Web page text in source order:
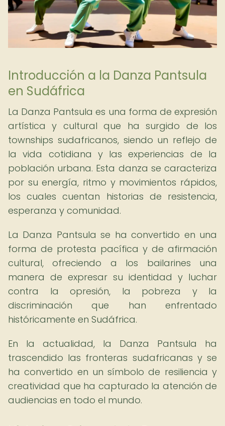
Introducción a la Danza Pantsula
en Sudáfrica
La Danza Pantsula es una forma de expresión
artística y cultural que ha surgido de los
townships sudafricanos, siendo un reflejo de
la vida cotidiana y las experiencias de la
población urbana. Esta danza se caracteriza
por su energía, ritmo y movimientos rápidos,
los cuales cuentan historias de resistencia,
esperanza y comunidad.
La Danza Pantsula se ha convertido en una
forma de protesta pacífica y de afirmación
cultural, ofreciendo a los bailarines una
manera de expresar su identidad y luchar
contra la opresión, la pobreza y la
discriminación que han enfrentado
históricamente en Sudáfrica.
En la actualidad, la Danza Pantsula ha
trascendido las fronteras sudafricanas y se
ha convertido en un símbolo de resiliencia y
creatividad que ha capturado la atención de
audiencias en todo el mundo.